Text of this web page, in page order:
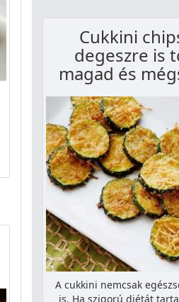
Cukkini
degeszre is
magad és
A cukkini nemcsak
is. Ha szigorú diétát